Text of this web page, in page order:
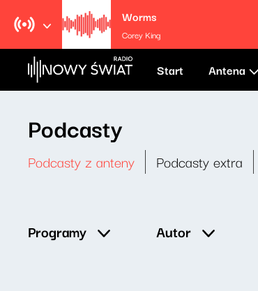
Worms
Corey King
Start Antena
Podcasty
Podcasty z anteny Podcasty extra
Programy Autor